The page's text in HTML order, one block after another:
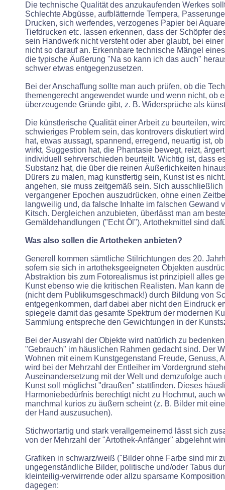
Die technische Qualität des anzukaufenden Werkes
Schlechte Abgüsse, aufblätternde Tempera,
Drucken, sich werfendes, verzogenes Papier bei
Tiefdrucken etc. lassen erkennen, dass der Schöpfer
sein Handwerk nicht versteht oder aber glaubt, bei
nicht so darauf an. Erkennbare technische Mängel
die typische Äußerung "Na so kann ich das auch"
schwer etwas entgegenzusetzen.
Bei der Anschaffung sollte man auch prüfen, ob die
themengerecht angewendet wurde und wenn nicht, ob
überzeugende Gründe gibt, z. B. Widersprüche als
Die künstlerische Qualität einer Arbeit zu beurteilen,
schwieriges Problem sein, das kontrovers diskutiert
hat, etwas aussagt, spannend, erregend, neuartig ist,
wirkt, Suggestion hat, die Phantasie bewegt, reizt,
individuell sehrverschieden beurteilt. Wichtig ist, dass
Substanz hat, die über die reinen Äußerlichkeiten
Dürers zu malen, mag kunstfertig sein, Kunst ist es
angehen, sie muss zeitgemäß sein. Sich
vergangener Epochen auszudrücken, ohne einen
langweilig und, da falsche Inhalte im falschen Gewand
Kitsch. Dergleichen anzubieten, überlässt man am
Gemäldehandlungen ("Echt Öl"), Artothekmittel sind
Was also sollen die Artotheken anbieten?
Generell kommen sämtliche Stilrichtungen des 20.
sofern sie sich in artotheksgeeigneten Objekten
Abstraktion bis zum Fotorealismus ist prinzipiell alles
Kunst ebenso wie die kritischen Realisten. Man kann
(nicht dem Publikumsgeschmack!) durch Bildung von
entgegenkommen, darf dabei aber nicht den Eindruck
spiegele damit das gesamte Spektrum der modernen
Sammlung entspreche den Gewichtungen in der
Bei der Auswahl der Objekte wird natürlich zu
"Gebrauch" im häuslichen Rahmen gedacht sind. Der
Wohnen mit einem Kunstgegenstand Freude, Genuss,
wird bei der Mehrzahl der Entleiher im Vordergrund
Auseinandersetzung mit der Welt und demzufolge
Kunst soll möglichst "draußen" stattfinden. Dieses
Harmoniebedürfnis berechtigt nicht zu Hochmut, auch
manchmal kurios zu äußern scheint (z. B. Bilder mit
der Hand auszusuchen).
Stichwortartig und stark verallgemeinernd lässt sich
von der Mehrzahl der "Artothek-Anfänger" abgelehnt
Grafiken in schwarz/weiß ("Bilder ohne Farbe sind mir
ungegenständliche Bilder, politische und/oder Tabus
kleinteilig-verwirrende oder allzu sparsame
dagegen: